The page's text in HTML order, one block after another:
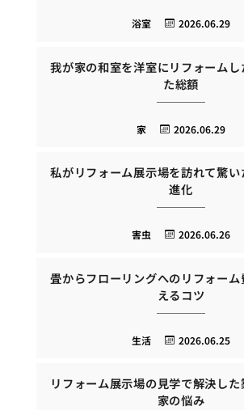
2026.06.29
浴室
我が家の和室を洋室にリフォームし
た総額
2026.06.29
家
私がリフォーム展示場を訪れて驚
進化
2026.06.26
害虫
畳からフローリングへのリフォー
えるコツ
2026.06.25
生活
リフォーム展示場の見学で解決し
家の悩み